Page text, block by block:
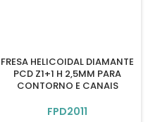
FRESA HELICOIDAL DIAMANTE
PCD Z1+1 H 2,5MM PARA
CONTORNO E CANAIS
FPD2011